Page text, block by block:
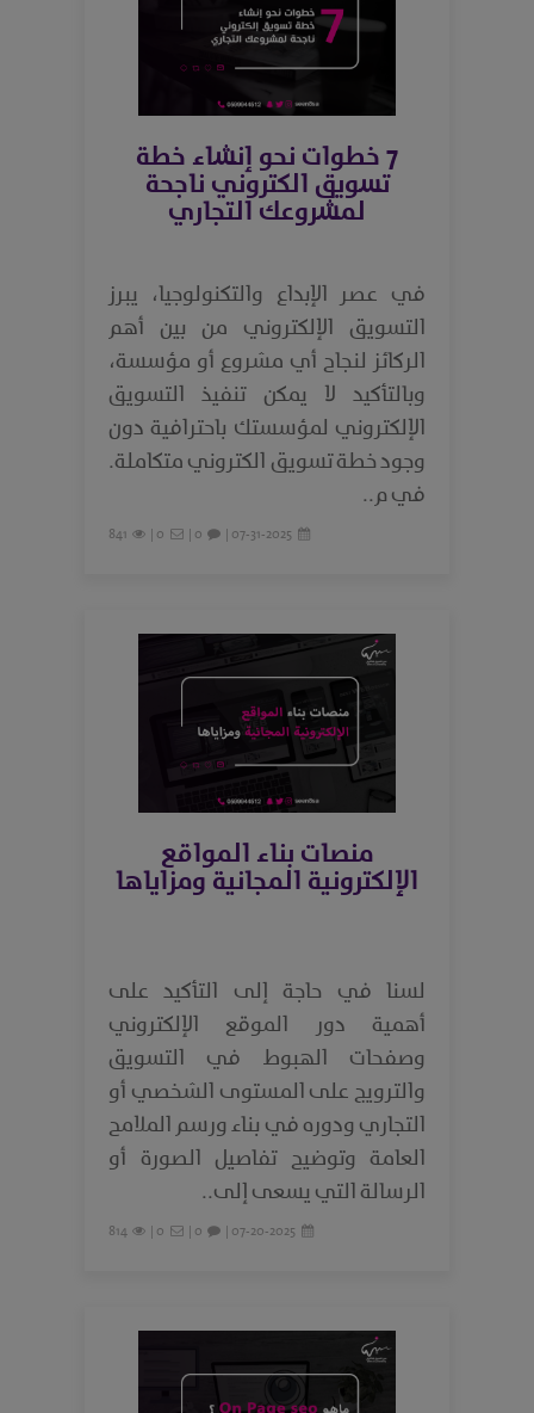
7 خطوات نحو إنشاء خطة
تسويق الكتروني ناجحة
لمشروعك التجاري
في عصر الإبداع والتكنولوجيا، يبرز
التسويق الإلكتروني من بين أهم
الركائز لنجاح أي مشروع أو مؤسسة،
وبالتأكيد لا يمكن تنفيذ التسويق
الإلكتروني لمؤسستك باحترافية دون
وجود خطة تسويق الكتروني متكاملة.
في م..
07-31-2025 |
0 |
0 |
841
منصات بناء المواقع
الإلكترونية المجانية ومزاياها
لسنا في حاجة إلى التأكيد على
أهمية دور الموقع الإلكتروني
وصفحات الهبوط في التسويق
والترويج على المستوى الشخصي أو
التجاري ودوره في بناء ورسم الملامح
العامة وتوضيح تفاصيل الصورة أو
الرسالة التي يسعى إلى..
07-20-2025 |
0 |
0 |
814